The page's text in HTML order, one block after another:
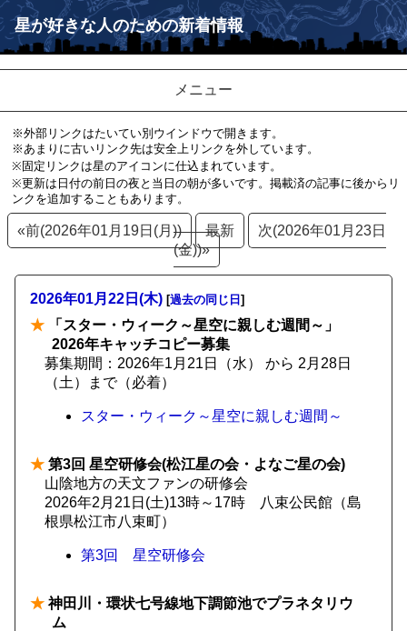
星が好きな人のための新着情報
メニュー
※外部リンクはたいてい別ウインドウで開きます。
※あまりに古いリンク先は安全上リンクを外しています。
※固定リンクは星のアイコンに仕込まれています。
※更新は日付の前日の夜と当日の朝が多いです。掲載済の記事に後からリ
ンクを追加することもあります。
«前(2026年01月19日(月)) 最新
次(2026年01月23日
(金))»
2026年01月22日(木) [過去の同じ日 ]
★ 「スター・ウィーク～星空に親しむ週間～」
2026年キャッチコピー募集
募集期間：2026年1月21日（水） から 2月28日
（土）まで（必着）
スター・ウィーク～星空に親しむ週間～
★ 第3回 星空研修会(松江星の会・よなご星の会)
山陰地方の天文ファンの研修会
2026年2月21日(土)13時～17時 八束公民館（島
根県松江市八束町）
第3回 星空研修会
★神田川・環状七号線地下調節池でプラネタリウ
ム